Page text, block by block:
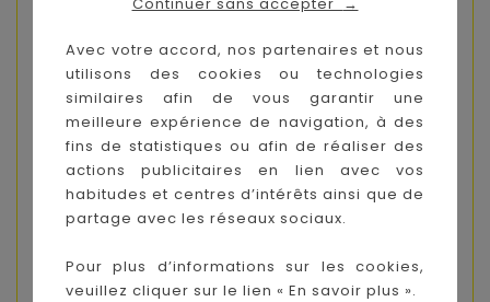
→
Avec votre accord, nos partenaires et nous
utilisons des cookies ou technologies
similaires afin de vous garantir une
meilleure expérience de navigation, à des
fins de statistiques ou afin de réaliser des
actions publicitaires en lien avec vos
habitudes et centres d’intérêts ainsi que de
partage avec les réseaux sociaux.
Pour plus d’informations sur les cookies,
veuillez cliquer sur le lien « En savoir plus ».
Sécurité
Sûr et sécurisé : données entièrement
cryptées
Mécanisme de verrouillage enfant sur
l'écran du produit
Généralités
Fonctionne avec Amazon Alexa et Google
Home
pour la configuration de ce produit dans
l'application Maxi-Cosi Connected Home.